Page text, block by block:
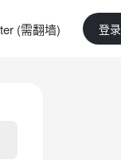
(需翻墙) 登